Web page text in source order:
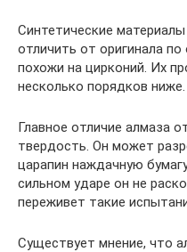
Синтетические
отличить от оригинала по
похожи на цирконий. Их
несколько порядков ниже.
Главное отличие алмаза
твердость. Он может
царапин наждачную
сильном ударе он не
переживет такие
Существует мнение, что